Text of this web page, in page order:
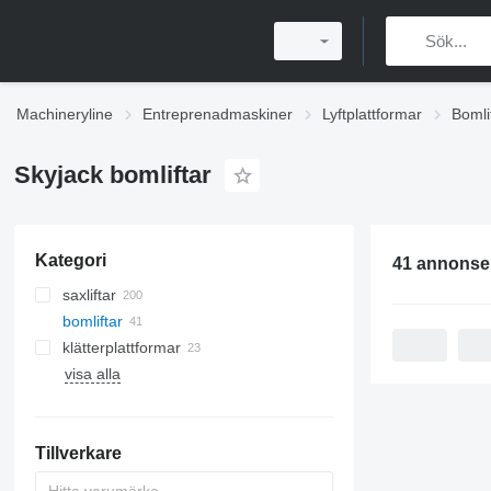
Machineryline Entreprenadmaskiner Lyftplattformar
Skyjack bomliftar
Kategori
saxliftar
bomliftar
klätterplattformar
visa alla
Tillverkare
41